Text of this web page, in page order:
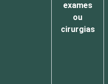
exames
ou
cirurgias